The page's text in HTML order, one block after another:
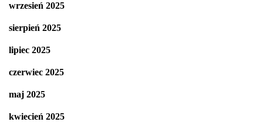
wrzesień 2025
sierpień 2025
lipiec 2025
czerwiec 2025
maj 2025
kwiecień 2025